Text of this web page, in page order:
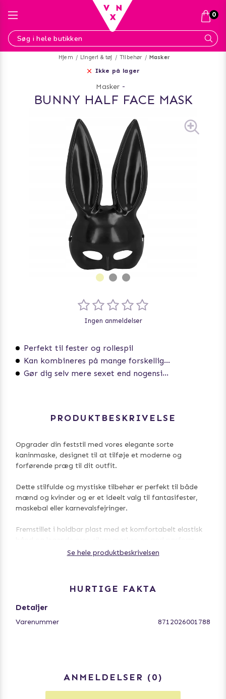
Hjem Lingeri & tøj Tilbehør Masker
Ikke på lager
Masker -
BUNNY HALF FACE MASK
Perfekt til fester og rollespil
Kan kombineres på mange forskellige måder
Gør dig selv mere sexet end nogensinde
Ingen anmeldelser
PRODUKTBESKRIVELSE
Opgrader din feststil med vores elegante sorte
kaninmaske, designet til at tilføje et moderne og
forførende præg til dit outfit.
Dette stilfulde og mystiske tilbehør er perfekt til både
mænd og kvinder og er et ideelt valg til fantasifester,
maskebal eller karnevalsfejringer.
Fremstillet i holdbar plast med et komfortabelt elastisk
mens du danser natten væk.Se hele produktbeskrivelsen
HURTIGE FAKTA
Detaljer
Varenummer 8712026001788
ANMELDELSER 0
0